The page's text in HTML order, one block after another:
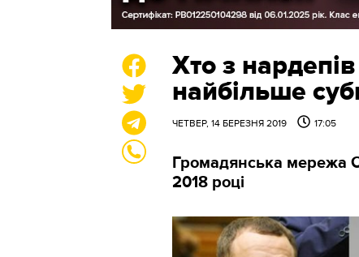
Хто з
найбільше
ЧЕТВЕР, 14 БЕРЕЗНЯ 2019 17:05
Громадянська мережа
2018 році